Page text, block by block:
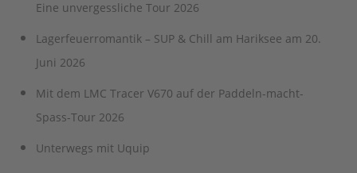
Eine unvergessliche Tour 2026
Lagerfeuerromantik – SUP & Chill am Hariksee am 20.
Juni 2026
Mit dem LMC Tracer V670 auf der Paddeln-macht-
Spass-Tour 2026
Unterwegs mit Uquip